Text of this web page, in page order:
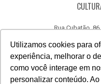
Utilizamos cookies para
experiência, melhorar o
como você interage em
personalizar conteúdo.
Rua Cubatão,
CANAL